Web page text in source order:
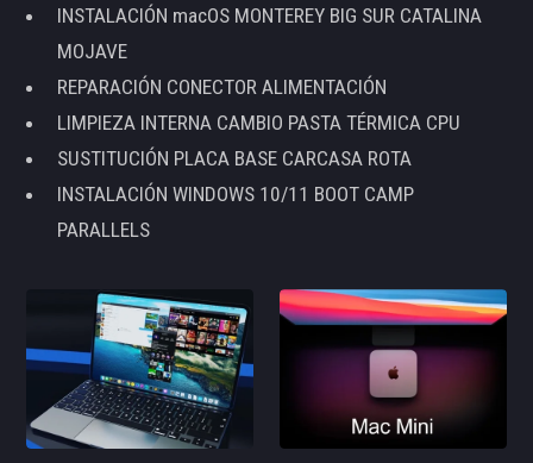
INSTALACIÓN macOS MONTEREY BIG SUR CATALINA
MOJAVE
REPARACIÓN CONECTOR ALIMENTACIÓN
LIMPIEZA INTERNA CAMBIO PASTA TÉRMICA CPU
SUSTITUCIÓN PLACA BASE CARCASA ROTA
INSTALACIÓN WINDOWS 10/11 BOOT CAMP
PARALLELS